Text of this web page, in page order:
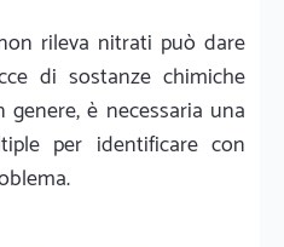
rileva nitrati può dare
di sostanze chimiche
è necessaria una
per identificare con